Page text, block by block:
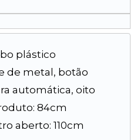
plástico
de metal, botão
automática, oito
84cm
aberto: 110cm